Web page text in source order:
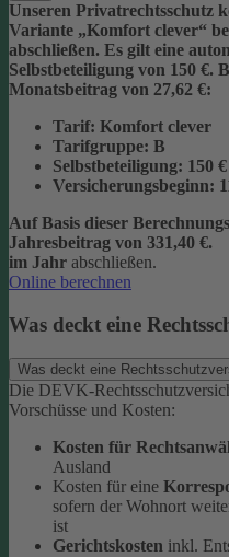
Unseren Privatrechtsschutz
Variante „Komfort clever“
abschließen. Es gilt eine
Selbstbeteiligung von 150 €.
Monatsbeitrag von 27,62 €:
Tarif: Komfort clever
Tarifgruppe: B
Selbstbeteiligung: 150 €
Versicherungsbeginn:
Auf Basis dieser
Jahresbeitrag von 331,40 €.
im Jahr abschließen.
Online berechnen
Was deckt eine
Was deckt eine
Die DEVK-
Vorschüsse und Kosten:
Kosten für
Ausland
Kosten für eine
sofern der Wohnort
ist
Gerichtskosten inkl.